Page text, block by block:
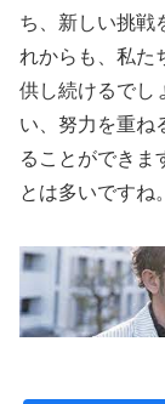
ち、新しい挑戦
れからも、私た
供し続けるでし
い、努力を重ね
ることができま
とは多いですね。